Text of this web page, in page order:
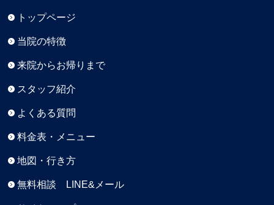
トップページ
当院の特徴
来院からお帰りまで
スタッフ紹介
よくある質問
料金表・メニュー
地図・行き方
無料相談 LINE&メール